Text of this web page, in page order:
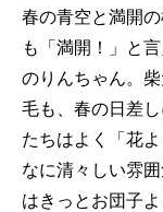
春の青空と満開
も「満開！」と
のりんちゃん。
毛も、春の日差
たちはよく「花
なに清々しい雰
はきっとお団子